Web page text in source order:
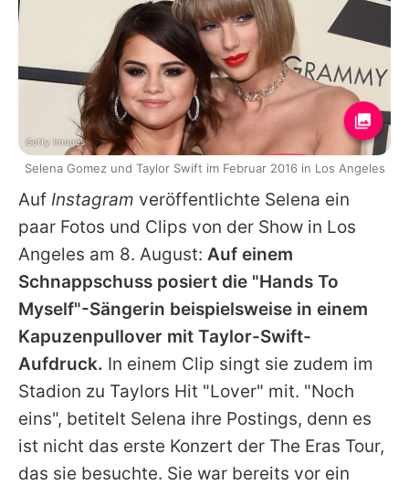
Auf Instagram veröffentlichte Selena ein
paar Fotos und Clips von der Show in Los
Angeles am 8. August: Auf einem
Schnappschuss posiert die "Hands To
Myself"-Sängerin beispielsweise in einem
Kapuzenpullover mit Taylor-Swift-
Aufdruck. In einem Clip singt sie zudem im
Stadion zu Taylors Hit "Lover" mit. "Noch
eins", betitelt Selena ihre Postings, denn es
ist nicht das erste Konzert der The Eras Tour,
das sie besuchte. Sie war bereits vor ein
Getty Images
Selena Gomez und Taylor Swift im Februar 2016 in Los Angeles